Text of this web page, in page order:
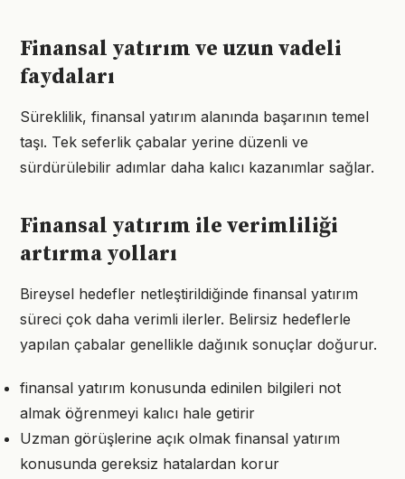
Finansal yatırım ve uzun vadeli
faydaları
Süreklilik, finansal yatırım alanında başarının temel
taşı. Tek seferlik çabalar yerine düzenli ve
sürdürülebilir adımlar daha kalıcı kazanımlar sağlar.
Finansal yatırım ile verimliliği
artırma yolları
Bireysel hedefler netleştirildiğinde finansal yatırım
süreci çok daha verimli ilerler. Belirsiz hedeflerle
yapılan çabalar genellikle dağınık sonuçlar doğurur.
finansal yatırım konusunda edinilen bilgileri not
almak öğrenmeyi kalıcı hale getirir
Uzman görüşlerine açık olmak finansal yatırım
konusunda gereksiz hatalardan korur